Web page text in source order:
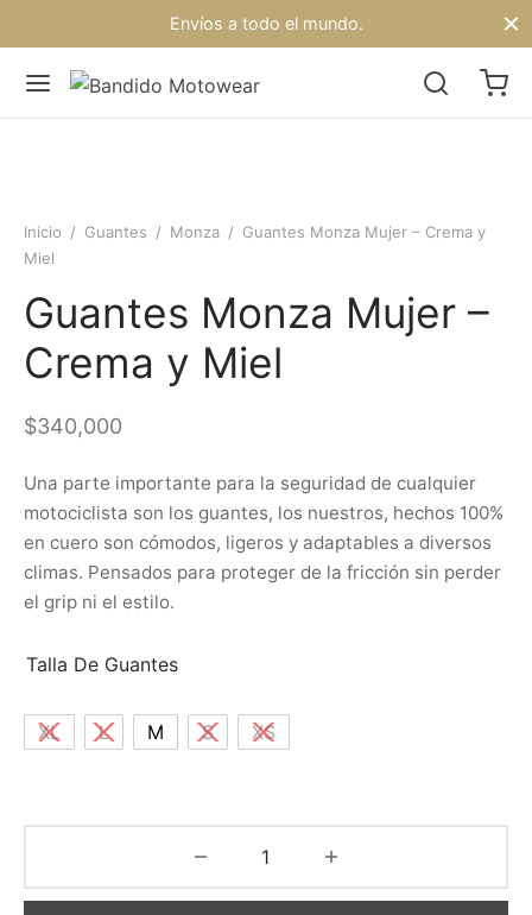
Envíos a todo el mundo.
Inicio / Guantes / Monza / Guantes Monza Mujer – Crema y
Miel
Guantes Monza Mujer –
Crema y Miel
$340,000
Una parte importante para la seguridad de cualquier
motociclista son los guantes, los nuestros, hechos 100%
en cuero son cómodos, ligeros y adaptables a diversos
climas. Pensados para proteger de la fricción sin perder
el grip ni el estilo.
Talla De Guantes
XL L M S XS